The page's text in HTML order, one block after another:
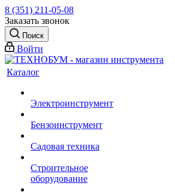
8 (351) 211-05-08
Заказать звонок
Поиск
Войти
Каталог
Электроинструмент
Бензоинструмент
Садовая техника
Строительное
оборудование